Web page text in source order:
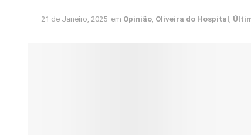
21 de Janeiro, 2025 em Opinião, Oliveira do Hospital ,